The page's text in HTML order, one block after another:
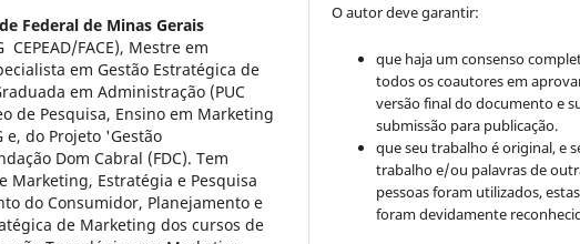
Federal de Minas Gerais
FACE), Mestre em
em Gestão Estratégica de
em Administração (PUC
de Pesquisa, Ensino em Marketing
e, do Projeto 'Gestão
Dom Cabral (FDC). Tem
Marketing, Estratégia e Pesquisa
do Consumidor, Planejamento e
de Marketing dos cursos de
O autor deve garantir:
que haja um consenso
todos os coautores em
versão final do documento e
submissão para publicação.
que seu trabalho é original, e
trabalho e/ou palavras de
pessoas foram utilizados, estas
foram devidamente